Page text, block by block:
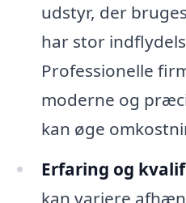
udstyr, der
har stor
Professionelle
moderne og
kan øge
Erfaring og
kan variere